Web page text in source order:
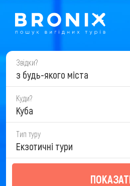
Звідки?
з будь-якого міста
Куди?
Куба
Тип туру
Екзотичні тури